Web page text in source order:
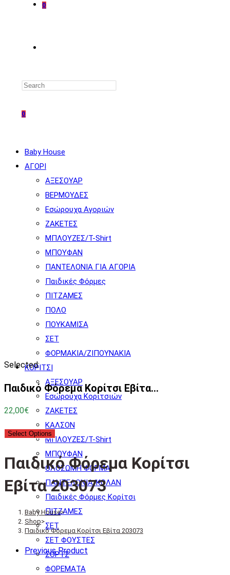
0
0
Baby House
ΑΓΟΡΙ
ΑΞΕΣΟΥΑΡ
ΒΕΡΜΟΥΔΕΣ
Εσώρουχα Αγοριών
ΖΑΚΕΤΕΣ
ΜΠΛΟΥΖΕΣ/T-Shirt
ΜΠΟΥΦΑΝ
ΠΑΝΤΕΛΟΝΙΑ ΓΙΑ ΑΓΟΡΙΑ
Παιδικές Φόρμες
ΠΙΤΖΑΜΕΣ
ΠΟΛΟ
ΠΟΥΚΑΜΙΣΑ
ΣΕΤ
ΦΟΡΜΑΚΙΑ/ΖΙΠΟΥΝΑΚΙΑ
ΚΟΡΙΤΣΙ
ΑΞΕΣΟΥΑΡ
Εσώρουχα Κοριτσιών
ΖΑΚΕΤΕΣ
ΚΑΛΣΟΝ
ΜΠΛΟΥΖΕΣ/T-Shirt
ΜΠΟΥΦΑΝ
ΟΛΟΣΩΜΗ ΦΟΡΜΑ
ΠΑΝΤΕΛΟΝΙΑ/ΚΟΛΑΝ
Παιδικές Φόρμες Κορίτσι
ΠΙΤΖΑΜΕΣ
ΣΕΤ
ΣΕΤ ΦΟΥΣΤΕΣ
ΣΟΡΤΣ
ΦΟΡΕΜΑΤΑ
Selected:
Παιδικό Φόρεμα Κορίτσι Εβίτα…
22,00€
Select Options
Παιδικό Φόρεμα Κορίτσι
Εβίτα 203073
Baby House>
Shop>
Παιδικό Φόρεμα Κορίτσι Εβίτα 203073
Previous Product